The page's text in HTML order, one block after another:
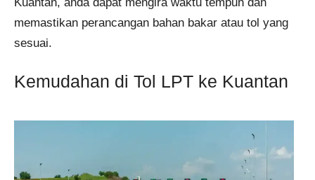
memastikan perancangan bahan bakar atau tol yang
sesuai.
Kemudahan di Tol LPT ke Kuantan